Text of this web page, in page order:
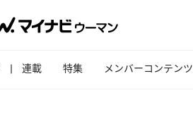
連載 特集 メンバーコンテンツ